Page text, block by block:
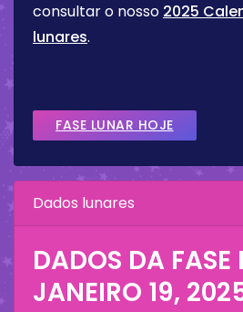
consultar o nosso 2025
lunares.
FASE LUNAR HOJE
Dados lunares
DADOS DA FASE
JANEIRO 19,